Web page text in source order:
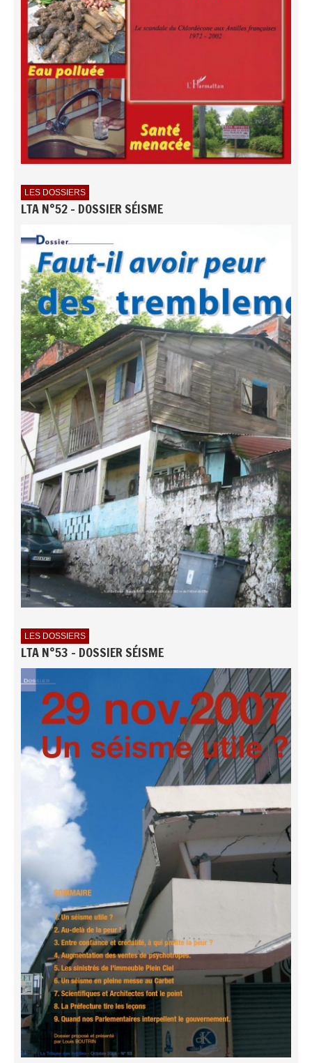
LES DOSSIERS
LTA N°52 - DOSSIER SÉISME
LES DOSSIERS
LTA N°53 - DOSSIER SÉISME